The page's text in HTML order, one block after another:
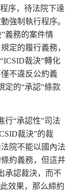
序，待法院下達
強制執行程序。
義務的案件情
定的履行義務，
裁決”轉化
不違反公約義
定的“承認”條款
行“承認性”司法
裁決”的裁
院不能以國內法
約義務，但這并
承認裁決，而不
效果，那么締約